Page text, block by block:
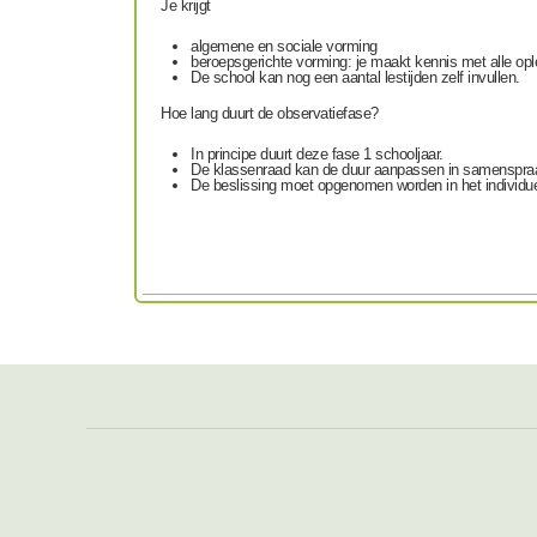
Je krijgt
algemene en sociale vorming
beroepsgerichte vorming: je maakt kennis met alle
De school kan nog een aantal lestijden zelf invullen.
Hoe lang duurt de observatiefase?
In principe duurt deze fase 1 schooljaar.
De klassenraad kan de duur aanpassen in
De beslissing moet opgenomen worden in het